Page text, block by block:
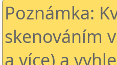
Poznámka:
skenováním
a více) a